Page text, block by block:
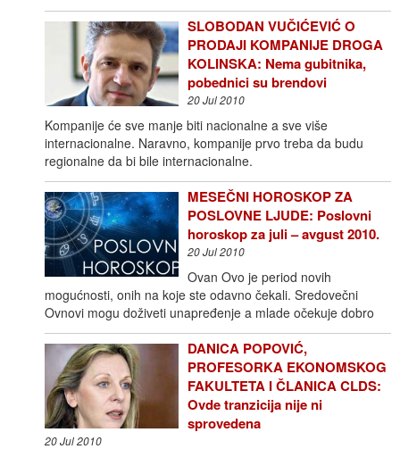
SLOBODAN VUČIĆEVIĆ O
PRODAJI KOMPANIJE DROGA
KOLINSKA: Nema gubitnika,
pobednici su brendovi
20 Jul 2010
Kompanije će sve manje biti nacionalne a sve više
internacionalne. Naravno, kompanije prvo treba da budu
regionalne da bi bile internacionalne.
MESEČNI HOROSKOP ZA
POSLOVNE LJUDE: Poslovni
horoskop za juli – avgust 2010.
20 Jul 2010
Ovan Ovo je period novih
mogućnosti, onih na koje ste odavno čekali. Sredovečni
Ovnovi mogu doživeti unapređenje a mlade očekuje dobro
DANICA POPOVIĆ,
PROFESORKA EKONOMSKOG
FAKULTETA I ČLANICA CLDS:
Ovde tranzicija nije ni
sprovedena
20 Jul 2010